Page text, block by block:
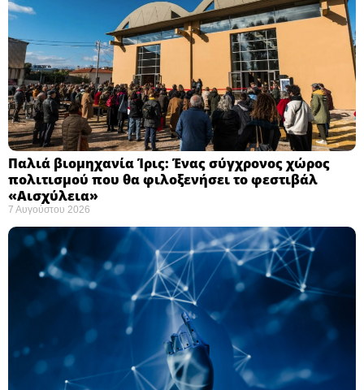
Παλιά βιομηχανία Ίρις: Ένας σύγχρονος χώρος
πολιτισμού που θα φιλοξενήσει το φεστιβάλ
«Αισχύλεια» ​
7 Αυγούστου 2026